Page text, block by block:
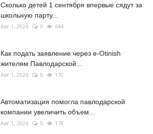
Сколько детей 1 сентября впервые сядут за
школьную парту...
Авг 1, 2026 0 644
Как подать заявление через e-Otinish
жителям Павлодарской...
Авг 1, 2026 0 170
Автоматизация помогла павлодарской
компании увеличить объем...
Авг 1, 2026 0 178